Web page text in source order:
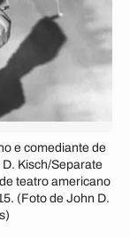
e comediante de
Kisch/Separate
teatro americano
(Foto de John D.